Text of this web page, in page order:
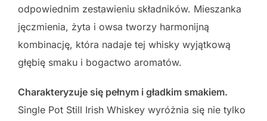
odpowiednim zestawieniu składników. Mieszanka
jęczmienia, żyta i owsa tworzy harmonijną
kombinację, która nadaje tej whisky wyjątkową
głębię smaku i bogactwo aromatów.
Charakteryzuje się pełnym i gładkim smakiem.
Single Pot Still Irish Whiskey wyróżnia się nie tylko